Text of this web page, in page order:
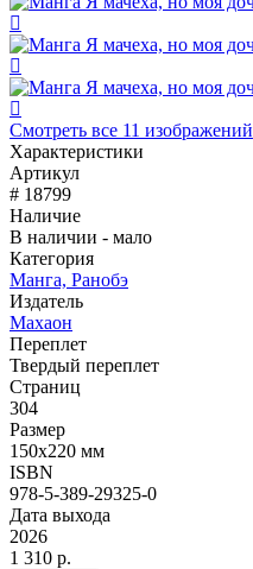
Смотреть все 11 изображений
Характеристики
Артикул
# 18799
Наличие
В наличии - мало
Категория
Манга, Ранобэ
Издатель
Махаон
Переплет
Твердый переплет
Страниц
304
Размер
150x220 мм
ISBN
978-5-389-29325-0
Дата выхода
2026
1 310 р.